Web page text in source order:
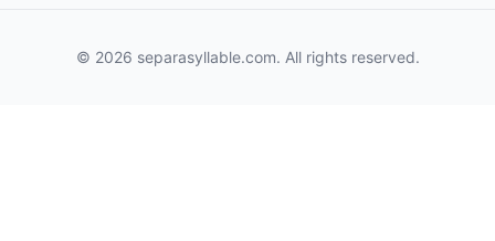
© 2026 separasyllable.com. All rights reserved.